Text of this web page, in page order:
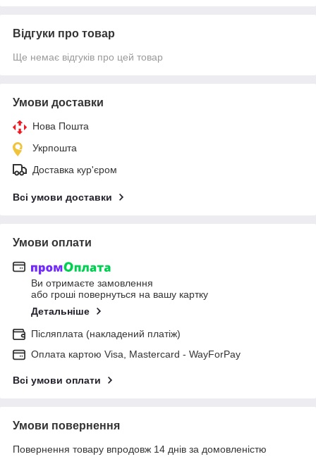
Відгуки про товар
Ще немає відгуків про цей товар
Умови доставки
Нова Пошта
Укрпошта
Доставка кур'єром
Всі умови доставки
Умови оплати
Ви отримаєте замовлення
або гроші повернуться на вашу картку
Детальніше
Післяплата (накладений платіж)
Оплата картою Visa, Mastercard - WayForPay
Всі умови оплати
Умови повернення
Повернення товару впродовж 14 днів за домовленістю